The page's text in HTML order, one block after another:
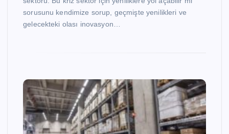
sorusunu kendimize sorup, geçmişte yenilikleri ve
gelecekteki olası inovasyon…